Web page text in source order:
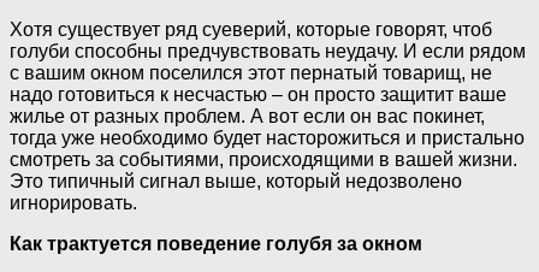
Хотя существует ряд суеверий, которые говорят, чтоб
голуби способны предчувствовать неудачу. И если рядом
с вашим окном поселился этот пернатый товарищ, не
надо готовиться к несчастью – он просто защитит ваше
жилье от разных проблем. А вот если он вас покинет,
тогда уже необходимо будет насторожиться и пристально
смотреть за событиями, происходящими в вашей жизни.
Это типичный сигнал выше, который недозволено
игнорировать.
Как трактуется поведение голубя за окном